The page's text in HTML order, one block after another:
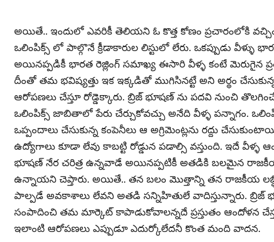
అయితే.. ఇందులో ఎవరికీ తెలియని ఓ కొత్త కోణం ప్రచారంలోకి
ఒలింపిక్స్ లో పాల్గొనే క్రీడాకారుల లిస్టులో లేరు. ఒకప్పుడు
అయినప్పడికీ భారత రెజ్లింగ్ సమాఖ్య ఈసారి వీళ్ళ కంటే మెరుగైన
దీంతో తమ భవిష్యత్తు ఇక ఇక్కడితో ముగిసినట్టే అని అర్థం చేసుకున్న
ఆరోపణలు చేస్తూ రోడ్డెక్కారు. బ్రిజ్ భూషణ్ ను పదవి నుంచి
ఒలింపిక్స్ జాబితాలో పేరు చేర్చుకోవచ్చు అనేది వీళ్ళ పన్నాగం.
ఒప్పందాలు చేసుకున్న కంపెనీలు ఆ అగ్రిమెంట్లను రద్దు
ఉద్యోగాలు కూడా లేవు కాబట్టి రోడ్డున పడాల్సి వస్తుంది. ఇదే
భూషణ్ నేర చరిత్ర ఉన్నవాడే అయినప్పటికీ అతడికి బలమైన
ఉన్నాయని చెప్తారు. అయితే.. తన బలం మొత్తాన్ని తన రాజకీయ
పాల్పడే అవకాశాలు లేవని అతడి సన్నిహితులే వాదిస్తున్నారు. బ్రిజ్
సంపాదించి తమ మార్కెట్ కాపాడుకోవాలన్నదే ప్రస్తుతం ఆందోళన
ఇలాంటి ఆరోపణలు ఎప్పుడూ ఎదుర్కోలేదనీ కొంత మంది వాదన.